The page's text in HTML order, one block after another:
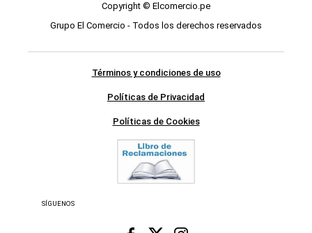
Copyright © Elcomercio.pe
Grupo El Comercio - Todos los derechos reservados
Términos y condiciones de uso
Políticas de Privacidad
Políticas de Cookies
SÍGUENOS